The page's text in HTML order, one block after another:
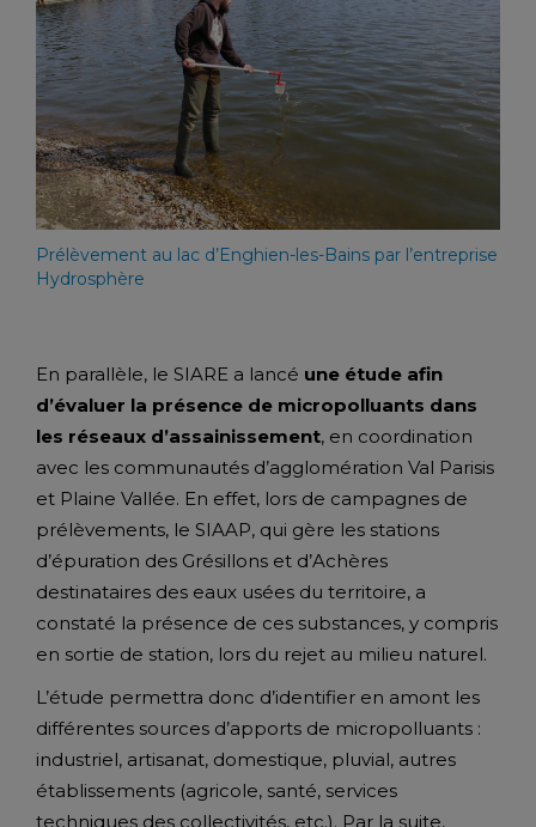
Prélèvement au lac d’Enghien-les-Bains par l’entreprise
Hydrosphère
En parallèle, le SIARE a lancé une étude afin
d’évaluer la présence de micropolluants dans
les réseaux d’assainissement, en coordination
avec les communautés d’agglomération Val Parisis
et Plaine Vallée. En effet, lors de campagnes de
prélèvements, le SIAAP, qui gère les stations
d’épuration des Grésillons et d’Achères
destinataires des eaux usées du territoire, a
constaté la présence de ces substances, y compris
en sortie de station, lors du rejet au milieu naturel.
L’étude permettra donc d’identifier en amont les
différentes sources d’apports de micropolluants :
industriel, artisanat, domestique, pluvial, autres
établissements (agricole, santé, services
techniques des collectivités, etc.). Par la suite,